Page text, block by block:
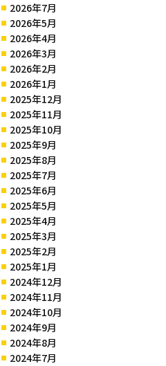
2026年7月
2026年5月
2026年4月
2026年3月
2026年2月
2026年1月
2025年12月
2025年11月
2025年10月
2025年9月
2025年8月
2025年7月
2025年6月
2025年5月
2025年4月
2025年3月
2025年2月
2025年1月
2024年12月
2024年11月
2024年10月
2024年9月
2024年8月
2024年7月